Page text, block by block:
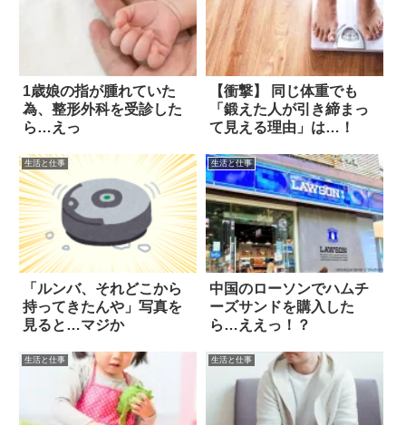
1歳娘の指が腫れていた
為、整形外科を受診した
ら…えっ
【衝撃】 同じ体重でも
「鍛えた人が引き締まっ
て見える理由」は…！
生活と仕事
「ルンバ、それどこから
持ってきたんや」写真を
見ると…マジか
生活と仕事
中国のローソンでハムチ
ーズサンドを購入した
ら…ええっ！？
生活と仕事 生活と仕事